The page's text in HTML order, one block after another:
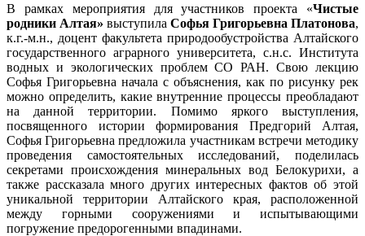
В рамках мероприятия для участников проекта «Чистые
родники Алтая» выступила Софья Григорьевна Платонова,
к.г.-м.н., доцент факультета природообустройства Алтайского
государственного аграрного университета, с.н.с. Института
водных и экологических проблем СО РАН. Свою лекцию
Софья Григорьевна начала с объяснения, как по рисунку рек
можно определить, какие внутренние процессы преобладают
на данной территории. Помимо яркого выступления,
посвященного истории формирования Предгорий Алтая,
Софья Григорьевна предложила участникам встречи методику
проведения самостоятельных исследований, поделилась
секретами происхождения минеральных вод Белокурихи, а
также рассказала много других интересных фактов об этой
уникальной территории Алтайского края, расположенной
между горными сооружениями и испытывающими
погружение предорогенными впадинами.